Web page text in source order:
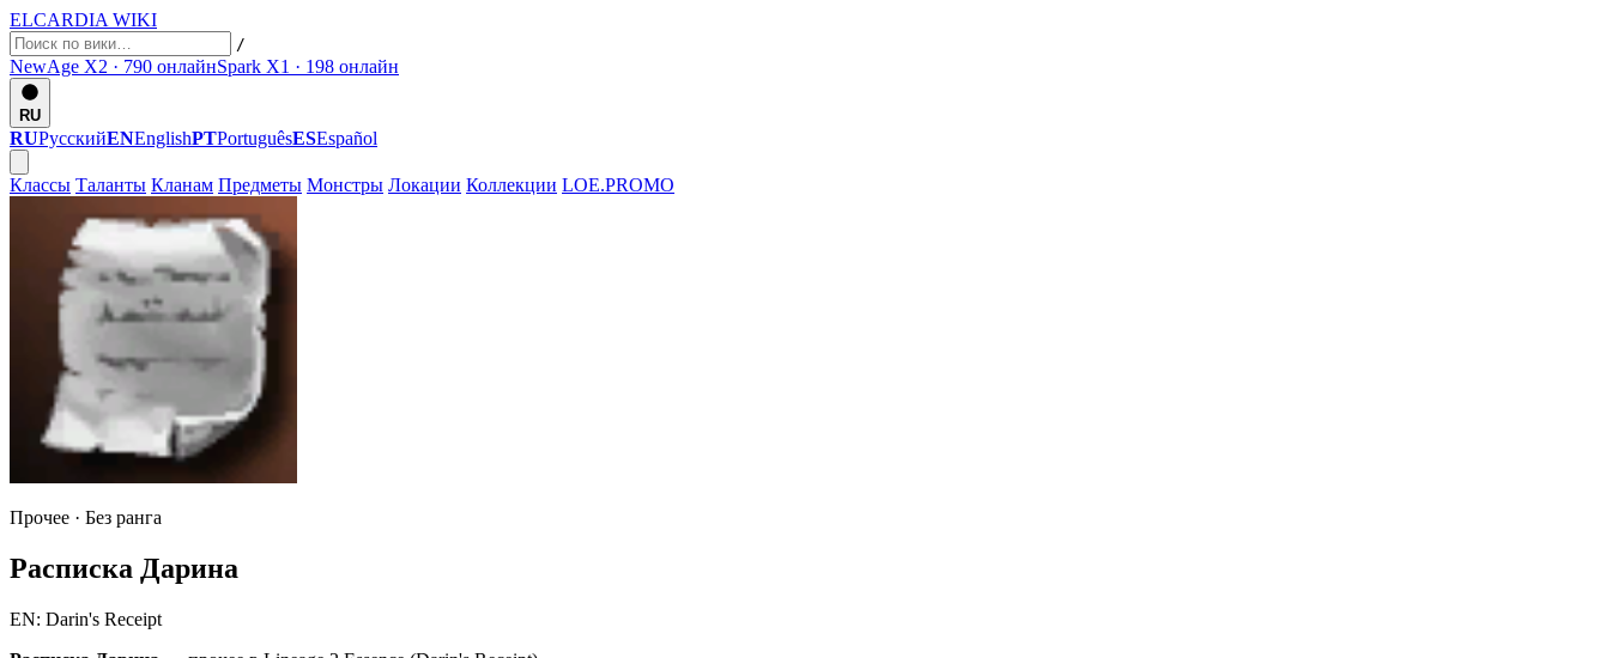
ELCARDIA WIKI
/
NewAge X2 · 790 онлайнSpark X1 · 198 онлайн
RU
RUРусскийENEnglishPTPortuguêsESEspañol
Классы Таланты Кланам Предметы Монстры Локации Коллекции LOE.PROMO
Прочее · Без ранга
Расписка Дарина
EN: Darin's Receipt